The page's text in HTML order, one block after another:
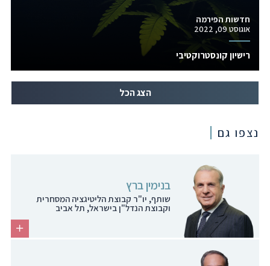
רישיון קונסטרוקטיבי
חדשות הפירמה
אוגוסט 09, 2022
הצג הכל
נצפו גם
בנימין ברץ
שותף, יו"ר קבוצת הליטיגציה המסחרית
וקבוצת הנדל"ן בישראל, תל אביב